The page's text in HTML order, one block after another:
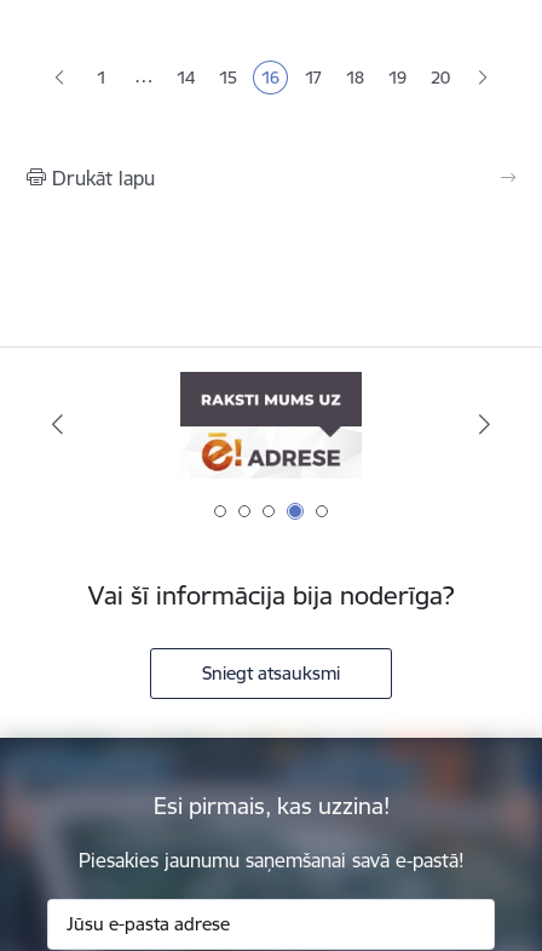
1 … Lapa
14 Lapa
15 Pašreizējā lapa
16 Lapa
17 Lapa
18 Lapa
19 20
Drukāt lapu
Vai šī informācija bija noderīga?
Sniegt atsauksmi
Esi pirmais, kas uzzina!
Piesakies jaunumu saņemšanai savā e-pastā!